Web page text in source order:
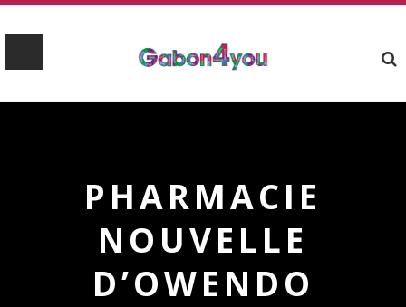
PHARMACIE
NOUVELLE
D’OWENDO